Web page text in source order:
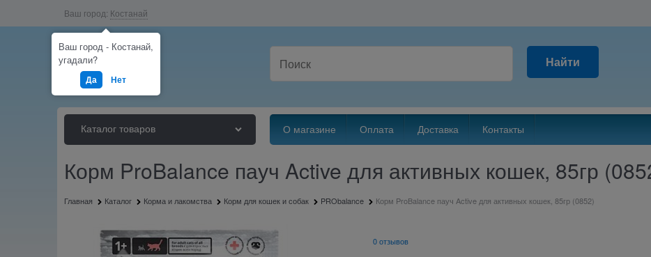
Ваш город: Костанай
Найти
Каталог товаров О магазине Оплата Доставка Контакты
Корм ProBalance пауч Active для активных кошек, 85гр
Главная Каталог Корма и лакомства Корм для кошек и собак PRObalance Корм ProBalance пауч Active для активных кошек, 85гр (0852)
0 отзывов
Ваш город - Костанай,
угадали?
Да Нет